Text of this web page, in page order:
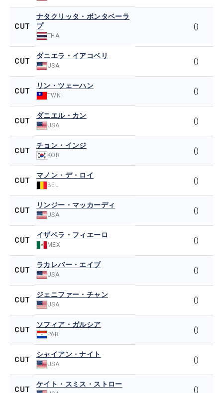
CUT
ナタクリッタ・ボンタベーラ
プ
THA
()
CUT
ダニエラ・イアコベリ
USA
()
CUT
リン・ツェーハン
TWN
()
CUT
ダニエル・カン
USA
()
CUT
チョン・インジ
KOR
()
CUT
マノン・デ・ロイ
BEL
()
CUT
リンジー・マッカーディ
USA
()
CUT
イザベラ・フィエーロ
MEX
()
CUT
ラカレバー・エイブ
USA
()
CUT
ジェニファー・チャン
USA
()
CUT
ソフィア・ガルシア
PAR
()
CUT
シャイアン・ナイト
USA
()
CUT
ケイト・スミス・ストロー
()